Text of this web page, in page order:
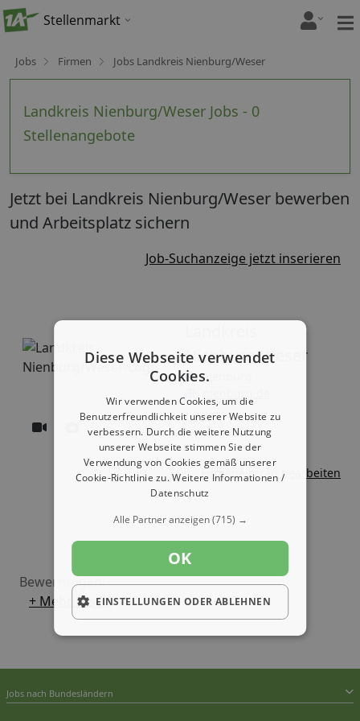
Stellenmarkt
Jobs Firmen Jobs Landkreis Nienburg/Weser
Landkreis Nienburg/Weser Jobs - 0
Stellenangebote
Jetzt bei Landkreis Nienburg/Weser bewerben
und Arbeitsplatz sichern
Job-Suchanzeige jetzt inserieren
Nienburg/Weser
Nienburg
Firmeneintrag bearbeiten
Bewertungen:
+ Mehr Lesen
Jobs nach Bundesländern
Diese Webseite verwendet
Cookies.
Wir verwenden Cookies, um die
Benutzerfreundlichkeit unserer Website zu
verbessern. Durch die weitere Nutzung
unserer Webseite stimmen Sie der
Verwendung von Cookies gemäß unserer
Cookie-Richtlinie zu.Weitere Informationen /
Datenschutz
Alle Partner anzeigen(715) →
OK
EINSTELLUNGEN ODER ABLEHNEN